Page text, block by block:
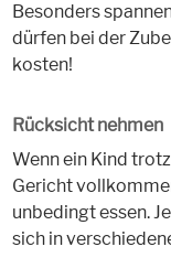
Besonders
dürfen bei der
kosten!
Rücksicht nehmen
Wenn ein Kind
Gericht
unbedingt essen.
sich in